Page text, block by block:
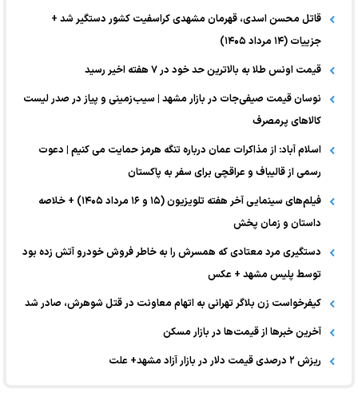
قاتل محسن اسدی، قهرمان مشهدی کراسفیت کشور دستگیر شد +
جزییات (۱۴ مرداد ۱۴۰۵)
قیمت اونس طلا به بالاترین حد خود در ۷ هفته اخیر رسید
نوسان قیمت صیفی‌جات در بازار مشهد | سیب‌زمینی و پیاز در صدر لیست
کالا‌های پرمصرف
اسلام آباد: از مذاکرات عمان درباره تنگه هرمز حمایت می کنیم | دعوت
رسمی از قالیباف و عراقچی برای سفر به پاکستان
فیلم‌های سینمایی آخر هفته تلویزیون (۱۵ و ۱۶ مرداد ۱۴۰۵) + خلاصه
داستان و زمان پخش
دستگیری مرد معتادی که همسرش را به خاطر فروش خودرو آتش زده بود
توسط پلیس مشهد + عکس
کیفرخواست زن بلاگر تهرانی به اتهام معاونت در قتل شوهرش، صادر شد
آخرین خبر‌ها از قیمت‌ها در بازار مسکن
ریزش ۲ درصدی قیمت دلار در بازار آزاد مشهد+ علت